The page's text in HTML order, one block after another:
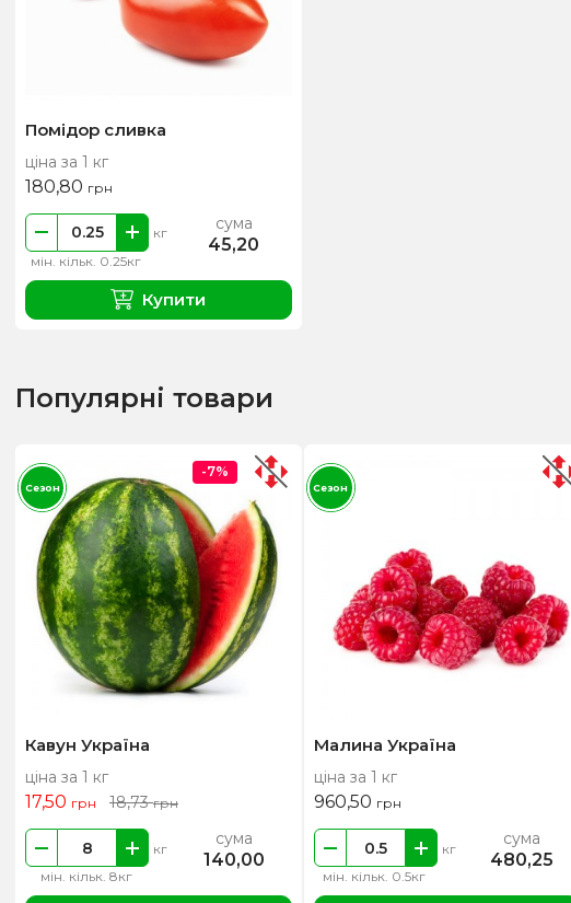
Помідор сливка
ціна за 1 кг
180,80 грн
мін. кільк. 0.25кг
кг сума
45,20
Купити
Популярні товари
Кавун Україна
ціна за 1 кг
17,50 грн 18,73грн
мін. кільк. 8кг
кг сума
140,00
-7%
Сезон
Малина Україна
ціна за 1 кг
960,50 грн
мін. кільк. 0.5кг
кг сума
480,25
Сезон